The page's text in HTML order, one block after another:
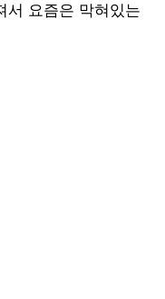
서 요즘은 막혀있는